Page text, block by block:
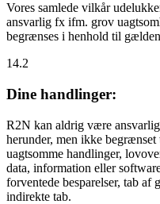
Vores samlede vilkår
ansvarlig fx ifm. grov
begrænses i henhold til
14.2
Dine handlinger:
R2N kan aldrig være
herunder, men ikke
uagtsomme handlinger,
data, information eller
forventede besparelser, tab
indirekte tab.